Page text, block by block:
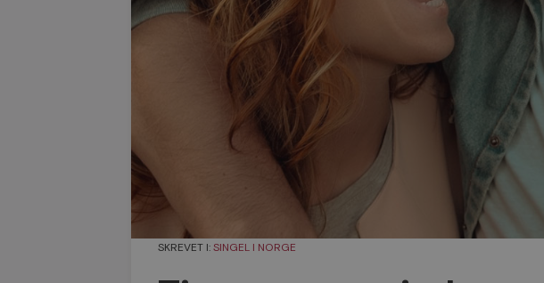
SKREVET I:SINGEL I NORGE